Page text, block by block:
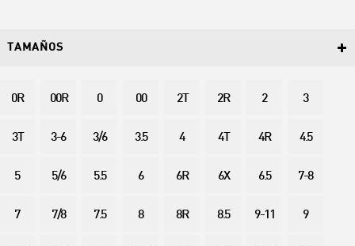
TAMAÑOS
0R 00R 0 00 2T 2R 2 3
3T 3-6 3/6 3.5 4 4T 4R 4.5
5 5/6 5.5 6 6R 6X 6.5 7-8
7 7/8 7.5 8 8R 8.5 9-11 9